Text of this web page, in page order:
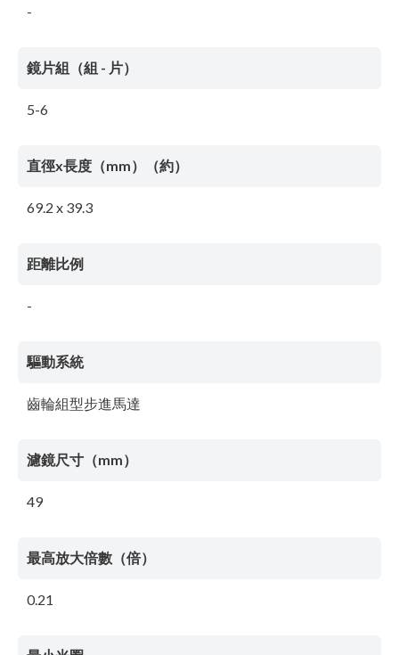
-
鏡片組（組 - 片）
5-6
直徑x長度（mm）（約）
69.2 x 39.3
距離比例
-
驅動系統
齒輪組型步進馬達
濾鏡尺寸（mm）
49
最高放大倍數（倍）
0.21